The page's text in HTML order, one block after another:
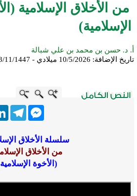
من الأخلاق الإسلامية
الإسلامية)
أ. د. حسن بن محمد بن علي شبالة
تاريخ الإضافة: 10/5/2026 ميلادي - 23/11/1447 هجري
Messenger
سلسلة الأخلاق
من الأخلاق
(الأخوة الإسلامية